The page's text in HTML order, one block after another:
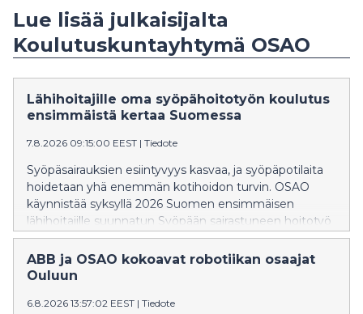
Lue lisää julkaisijalta
Koulutuskuntayhtymä OSAO
Lähihoitajille oma syöpähoitotyön koulutus
ensimmäistä kertaa Suomessa
7.8.2026 09:15:00 EEST | Tiedote
Syöpäsairauksien esiintyvyys kasvaa, ja syöpäpotilaita
hoidetaan yhä enemmän kotihoidon turvin. OSAO
käynnistää syksyllä 2026 Suomen ensimmäisen
lähihoitajille suunnatun Syöpään sairastuneen hoitotyö
-tutkinnon osan vahvistamaan lähihoitajien osaamista
syöpään sairastuneiden ohjaamisessa, tukemisessa ja
hoitamisessa.
ABB ja OSAO kokoavat robotiikan osaajat
Ouluun
6.8.2026 13:57:02 EEST | Tiedote